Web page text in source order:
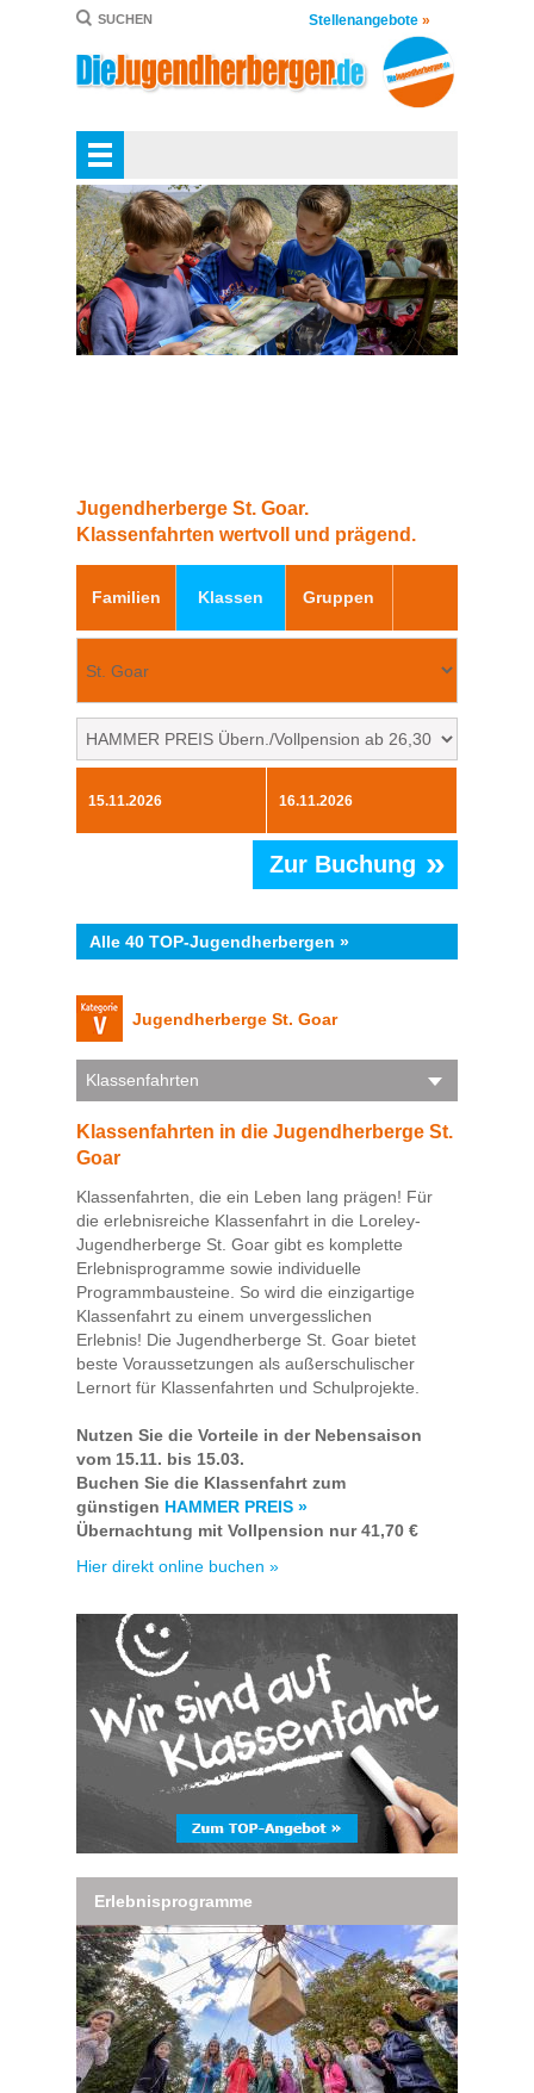
SUCHEN Stellenangebote »
Jugendherberge St. Goar.
Klassenfahrten wertvoll und prägend.
Familien Klassen Gruppen
Zur Buchung »
Alle 40 TOP-Jugendherbergen »
Jugendherberge St. Goar
Klassenfahrten
Klassenfahrten in die Jugendherberge St.
Goar
Klassenfahrten, die ein Leben lang prägen! Für
die erlebnisreiche Klassenfahrt in die Loreley-
Jugendherberge St. Goar gibt es komplette
Erlebnisprogramme sowie individuelle
Programmbausteine. So wird die einzigartige
Klassenfahrt zu einem unvergesslichen
Erlebnis! Die Jugendherberge St. Goar bietet
beste Voraussetzungen als außerschulischer
Lernort für Klassenfahrten und Schulprojekte.
Nutzen Sie die Vorteile in der Nebensaison
vom 15.11. bis 15.03.
Buchen Sie die Klassenfahrt zum
günstigen HAMMER PREIS »
Übernachtung mit Vollpension nur 41,70 €
Hier direkt online buchen »
Erlebnisprogramme